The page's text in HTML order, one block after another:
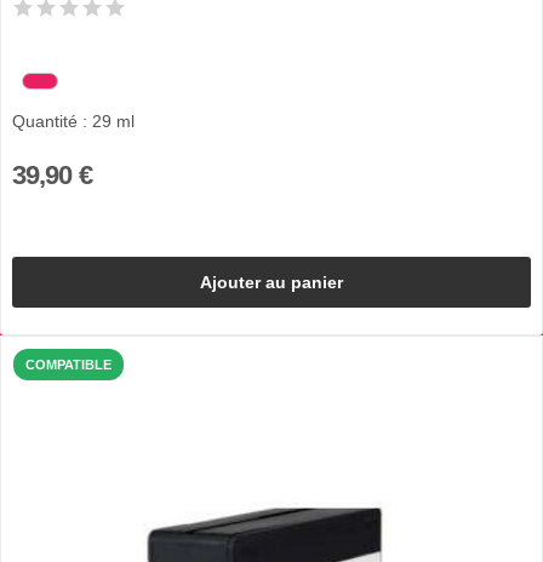
Quantité : 29 ml
39,90 €
Ajouter au panier
COMPATIBLE